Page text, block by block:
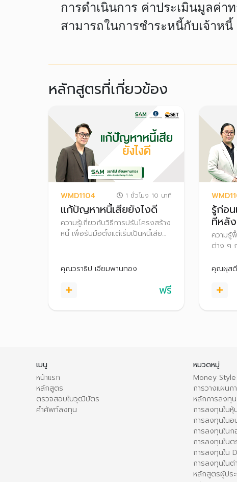
การดำเนินการ ค่าประเมินมูลค่
สามารถในการชำระหนี้กับเจ้าหนี้
หลักสูตรที่เกี่ยวข้อง
WMD1104 1 ชั่วโมง 10 นาที
แก้ปัญหาหนี้เสียยังไงดี
ความรู้เกี่ยวกับวิธีการปรับโครงสร้าง
หนี้ เพื่อรับมือตั้งแต่เริ่มเป็นหนี้เสีย
จนถึงหนี้ที่มีปัญหารุนแรง เช่น ถูก
ฟ้อง ถูกบังคับคดี
คุณวราธิป เจียมพานทอง
ฟรี
รู้ก่อ
ทีหลัง
ความรู้
ต่าง ๆ
เหมาะกั
คุณผุสดี
เมนู
หน้าแรก
หลักสูตร
ตรวจสอบใบวุฒิบัตร
คำศัพท์ลงทุน
หมวดหมู่
Money Style
การวางแผนก
หลักการลงทุน
การลงทุนในหุ้
การลงทุนใน
การลงทุนใน
การลงทุนในต
การลงทุนใน
การลงทุนในต่
หลักสูตรผู้ปร